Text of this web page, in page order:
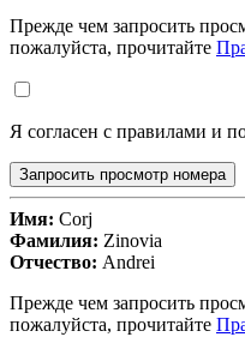
Прежде чем запросить
пожалуйста, прочитайте
Я согласен с правилами и
Запросить просмотр номера
Имя: Corj
Фамилия: Zinovia
Отчество: Andrei
Прежде чем запросить
пожалуйста, прочитайте